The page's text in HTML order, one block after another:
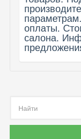
оплаты.
салона.